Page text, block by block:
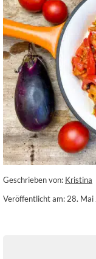
Geschrieben von: Kristina
Veröffentlicht am: 28. Mai